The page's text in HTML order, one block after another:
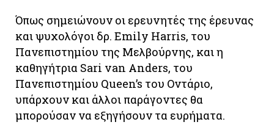
Όπως σημειώνουν οι ερευνητές της έρευνας
και ψυχολόγοι δρ. Emily Harris, του
Πανεπιστημίου της Μελβούρνης, και η
καθηγήτρια Sari van Anders, του
Πανεπιστημίου Queen’s του Οντάριο,
υπάρχουν και άλλοι παράγοντες θα
μπορούσαν να εξηγήσουν τα ευρήματα.